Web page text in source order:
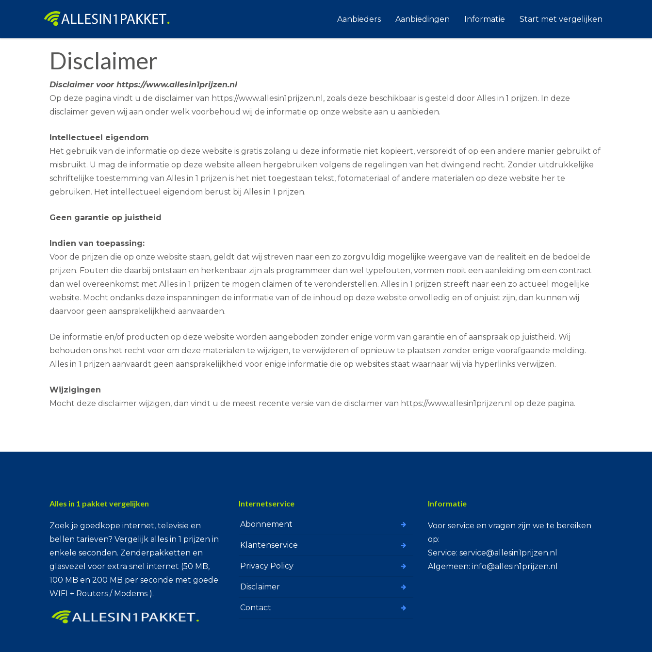
Aanbieders Aanbiedingen Informatie Start met vergelijken
Disclaimer
Disclaimer voor https://www.allesin1prijzen.nl
Op deze pagina vindt u de disclaimer van https://www.allesin1prijzen.nl, zoals deze beschikbaar is gesteld door Alles in 1 prijzen. In deze
disclaimer geven wij aan onder welk voorbehoud wij de informatie op onze website aan u aanbieden.
Intellectueel eigendom
Het gebruik van de informatie op deze website is gratis zolang u deze informatie niet kopieert, verspreidt of op een andere manier gebruikt of
misbruikt. U mag de informatie op deze website alleen hergebruiken volgens de regelingen van het dwingend recht. Zonder uitdrukkelijke
schriftelijke toestemming van Alles in 1 prijzen is het niet toegestaan tekst, fotomateriaal of andere materialen op deze website her te
gebruiken. Het intellectueel eigendom berust bij Alles in 1 prijzen.
Geen garantie op juistheid
Indien van toepassing:
Voor de prijzen die op onze website staan, geldt dat wij streven naar een zo zorgvuldig mogelijke weergave van de realiteit en de bedoelde
prijzen. Fouten die daarbij ontstaan en herkenbaar zijn als programmeer dan wel typefouten, vormen nooit een aanleiding om een contract
dan wel overeenkomst met Alles in 1 prijzen te mogen claimen of te veronderstellen. Alles in 1 prijzen streeft naar een zo actueel mogelijke
website. Mocht ondanks deze inspanningen de informatie van of de inhoud op deze website onvolledig en of onjuist zijn, dan kunnen wij
daarvoor geen aansprakelijkheid aanvaarden.
De informatie en/of producten op deze website worden aangeboden zonder enige vorm van garantie en of aanspraak op juistheid. Wij
behouden ons het recht voor om deze materialen te wijzigen, te verwijderen of opnieuw te plaatsen zonder enige voorafgaande melding.
Alles in 1 prijzen aanvaardt geen aansprakelijkheid voor enige informatie die op websites staat waarnaar wij via hyperlinks verwijzen.
Wijzigingen
Mocht deze disclaimer wijzigen, dan vindt u de meest recente versie van de disclaimer van https://www.allesin1prijzen.nl op deze pagina.
Alles in 1 pakket vergelijken
Zoek je goedkope internet, televisie en
bellen tarieven? Vergelijk alles in 1 prijzen in
enkele seconden. Zenderpakketten en
glasvezel voor extra snel internet (50 MB,
100 MB en 200 MB per seconde met goede
WIFI + Routers / Modems ).
Internetservice
Abonnement
Klantenservice
Privacy Policy
Disclaimer
Contact
Informatie
Voor service en vragen zijn we te bereiken
op:
Service: service@allesin1prijzen.nl
Algemeen: info@allesin1prijzen.nl